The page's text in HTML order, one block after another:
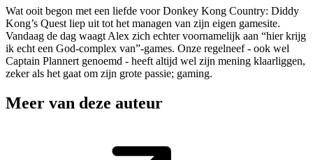
Wat ooit begon met een liefde voor Donkey Kong Country: Diddy
Kong’s Quest liep uit tot het managen van zijn eigen gamesite.
Vandaag de dag waagt Alex zich echter voornamelijk aan “hier krijg
ik echt een God-complex van”-games. Onze regelneef - ook wel
Captain Plannert genoemd - heeft altijd wel zijn mening klaarliggen,
zeker als het gaat om zijn grote passie; gaming.
Meer van deze auteur